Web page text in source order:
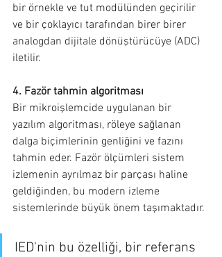
bir örnekle ve tut modülünden geçirilir
ve bir çoklayıcı tarafından birer birer
analogdan dijitale dönüştürücüye (ADC)
iletilir.
4. Fazör tahmin algoritması
Bir mikroişlemcide uygulanan bir
yazılım algoritması, röleye sağlanan
dalga biçimlerinin genliğini ve fazını
tahmin eder. Fazör ölçümleri sistem
izlemenin ayrılmaz bir parçası haline
geldiğinden, bu modern izleme
sistemlerinde büyük önem taşımaktadır.
IED'nin bu özelliği, bir referans